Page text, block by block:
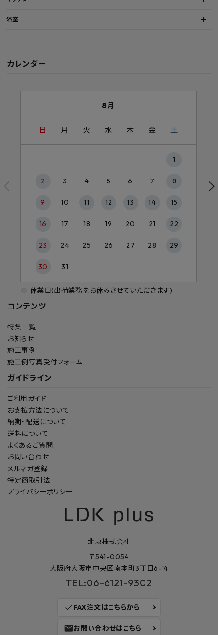
浴室
コンテンツ
特集一覧
お知らせ
施工事例
施工例写真受付フォーム
ガイドライン
ご利用ガイド
お支払方法について
納期・配送について
送料について
よくあるご質問
お問い合わせ
メルマガ登録
特定商取引法
プライバシーポリシー
カレンダー
8月
日 月 火 水 木 金 土
1
2 3 4 5 6 7 8
9 10 11 12 13 14 15
16 17 18 19 20 21 22
23 24 25 26 27 28 29
30 31
休業日(出荷業務をお休みさせていただきます)
北恵株式会社
〒541-0054
大阪府大阪市中央区南本町3丁目6-14
TEL:06-6121-9302
check FAX注文はこちらから
mailお問い合わせはこちら